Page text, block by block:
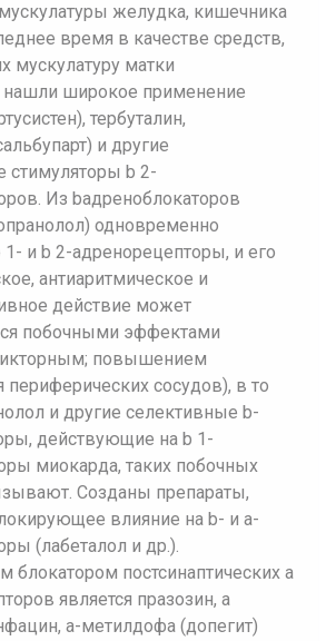
желудка, кишечника
время в качестве средств,
мускулатуру матки
нашли широкое применение
тербуталин,
и другие
стимуляторы b 2-
Из bадреноблокаторов
одновременно
1- и b 2-адренорецепторы, и его
антиаритмическое и
действие может
побочными эффектами
повышением
периферических сосудов), в то
и другие селективные b-
действующие на b 1-
миокарда, таких побочных
Созданы препараты,
влияние на b- и a-
(лабеталол и др.).
блокатором постсинаптических a
является празозин, а
a-метилдофа (допегит)